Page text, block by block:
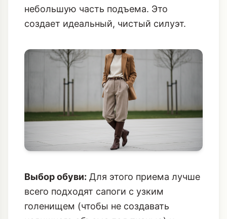
небольшую часть подъема. Это
создает идеальный, чистый силуэт.
Выбор обуви: Для этого приема лучше
всего подходят сапоги с узким
голенищем (чтобы не создавать